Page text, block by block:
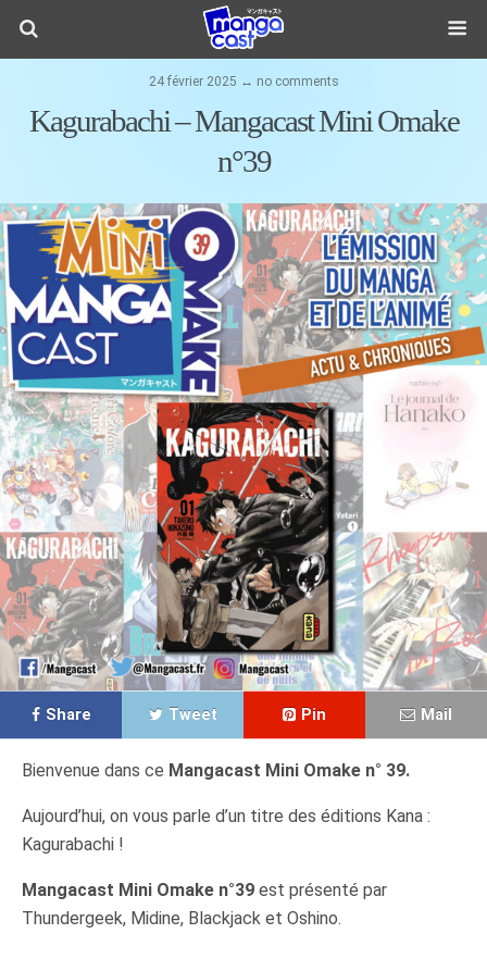
24 février 2025 ↔ no comments
Kagurabachi – Mangacast Mini Omake
n°39
Share Tweet Pin Mail
Bienvenue dans ce Mangacast Mini Omake n° 39.
Aujourd’hui, on vous parle d’un titre des éditions Kana :
Kagurabachi !
Mangacast Mini Omake n°39 est présenté par
Thundergeek, Midine, Blackjack et Oshino.